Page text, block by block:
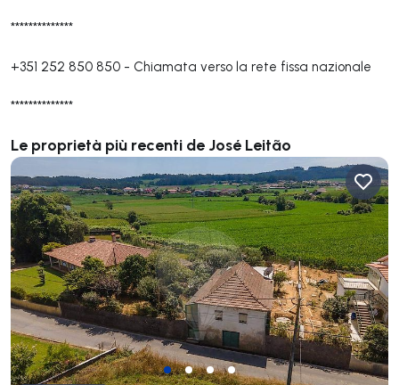
**************
+351 252 850 850 - Chiamata verso la rete fissa nazionale
**************
Le proprietà più recenti de José Leitão